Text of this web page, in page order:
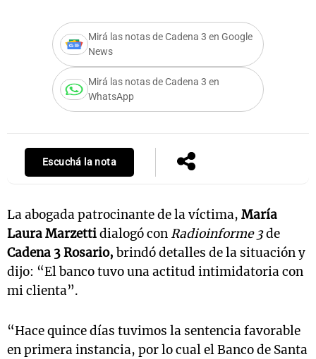
Mirá las notas de Cadena 3 en Google
News
Mirá las notas de Cadena 3 en
WhatsApp
Escuchá la nota
La abogada patrocinante de la víctima, María
Laura Marzettidialogó con Radioinforme 3de
Cadena 3 Rosario, brindó detalles de la situación y
dijo: “El banco tuvo una actitud intimidatoria con
mi clienta”.
“Hace quince días tuvimos la sentencia favorable
en primera instancia, por lo cual el Banco de Santa
Notas
Mundial 2026
Notas
La Sole en
Cadena 3